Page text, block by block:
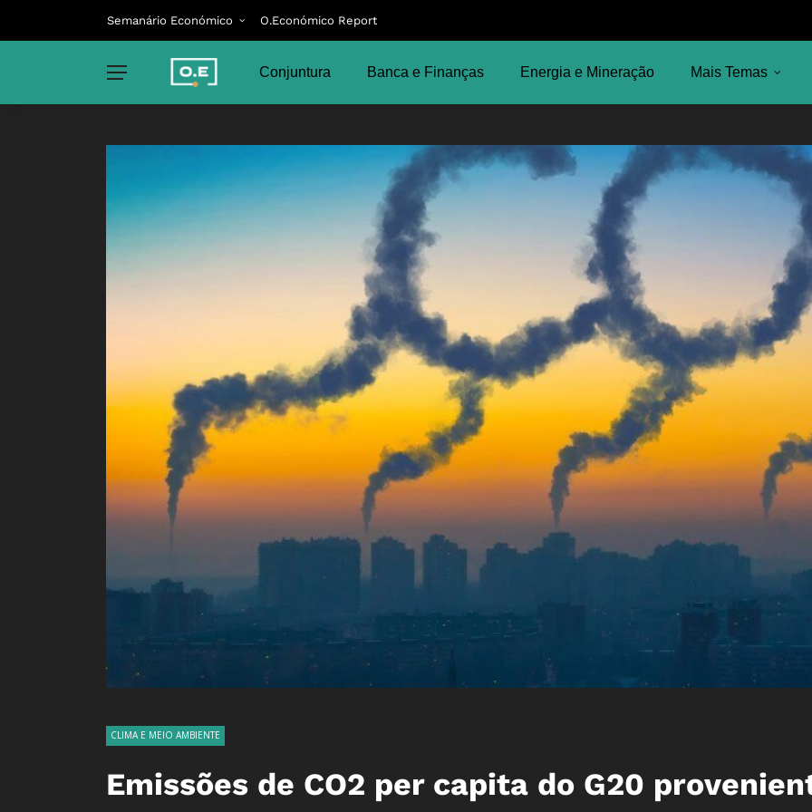
Semanário Económico O.Económico Report
Conjuntura Banca e Finanças Energia e Mineração Mais Temas
CLIMA E MEIO AMBIENTE
Emissões de CO2 per capita do G20